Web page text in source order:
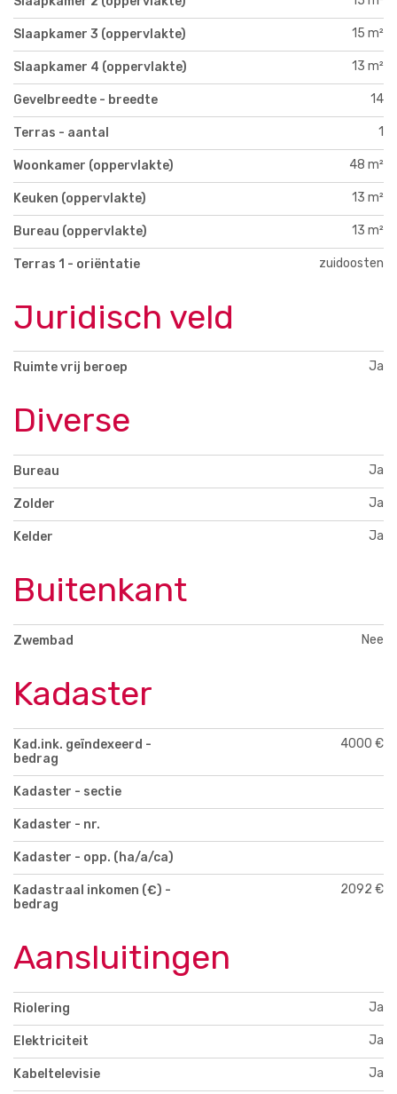
Slaapkamer 3 (oppervlakte) 15 m²
Slaapkamer 4 (oppervlakte) 13 m²
Gevelbreedte - breedte 14
Terras - aantal 1
Woonkamer (oppervlakte) 48 m²
Keuken (oppervlakte) 13 m²
Bureau (oppervlakte) 13 m²
Terras 1 - oriëntatie zuidoosten
Juridisch veld
Ruimte vrij beroep Ja
Diverse
Bureau Ja
Zolder Ja
Kelder Ja
Buitenkant
Zwembad Nee
Kadaster
Kad.ink. geïndexeerd -
bedrag
4000 €
Kadaster - sectie
Kadaster - nr.
Kadaster - opp. (ha/a/ca)
Kadastraal inkomen (€) -
bedrag
2092 €
Aansluitingen
Riolering Ja
Elektriciteit Ja
Kabeltelevisie Ja